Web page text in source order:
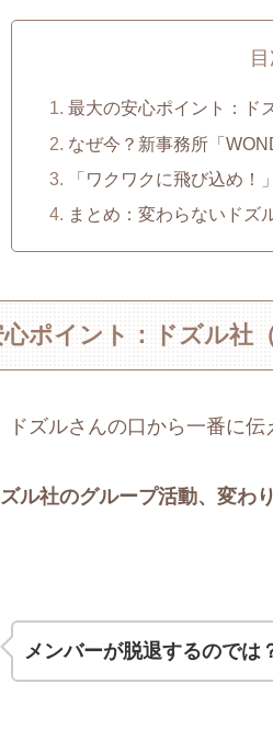
最大の安心ポイント：ド
なぜ今？新事務所「
「ワクワクに飛び込め
まとめ：変わらないドズ
ポイント：ドズル社
ドズルさんの口から一番に
ズル社のグループ活動、変わ
メンバーが脱退するのでは